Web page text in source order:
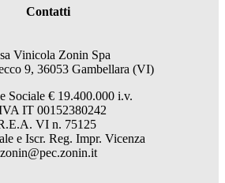
Contatti
Vinicola Zonin Spa
9, 36053 Gambellara (VI)
Sociale € 19.400.000 i.v.
IT 00152380242
VI n. 75125
e Iscr. Reg. Impr. Vicenza
zonin@pec.zonin.it